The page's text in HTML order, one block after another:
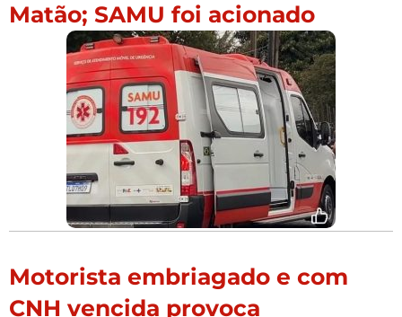
Matão; SAMU foi acionado
Motorista embriagado e com
CNH vencida provoca